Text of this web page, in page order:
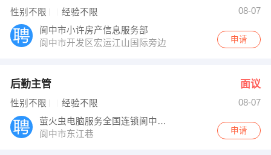
性别不限 经验不限
08-07
阆中市小许房产信息服务部
阆中市开发区宏运江山国际旁边
申请
后勤主管 面议
性别不限 经验不限
08-07
萤火虫电脑服务全国连锁阆中蓝眼睛网络科技
阆中市东江巷
申请